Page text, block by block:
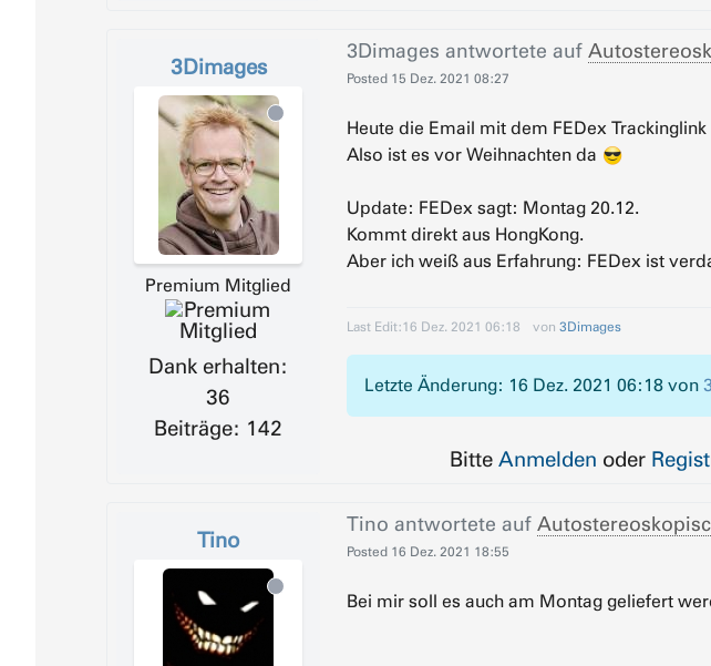
3Dimages
Premium Mitglied
Dank erhalten:
36
Beiträge: 142
3Dimages antwortete auf
Posted 15 Dez. 2021 08:27
Heute die Email mit dem FEDex
Also ist es vor Weihnachten da
Update: FEDex sagt: Montag 20.12.
Kommt direkt aus HongKong.
Aber ich weiß aus Erfahrung: FEDex ist
Last Edit:16 Dez. 2021 06:18 von 3Dimages
Letzte Änderung: 16 Dez. 2021 06:18 von
Bitte Anmelden oder
Tino
Tino antwortete auf
Posted 16 Dez. 2021 18:55
Bei mir soll es auch am Montag geliefert